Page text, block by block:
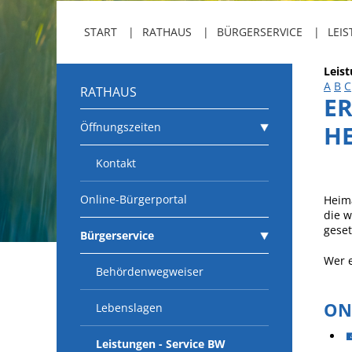
START RATHAUS BÜRGERSERVICE
RATHAUS
Öffnungszeiten
Kontakt
Online-Bürgerportal
Bürgerservice
Behördenwegweiser
Lebenslagen
Leistungen - Service BW
A B C
die
Wer